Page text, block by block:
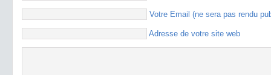
Votre Email (ne sera pas rendu
Adresse de votre site web